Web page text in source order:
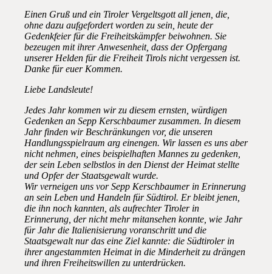
Einen Gruß und ein Tiroler Vergeltsgott all jenen, die,
ohne dazu aufgefordert worden zu sein, heute der
Gedenkfeier für die Freiheitskämpfer beiwohnen. Sie
bezeugen mit ihrer Anwesenheit, dass der Opfergang
unserer Helden für die Freiheit Tirols nicht vergessen ist.
Danke für euer Kommen.
Liebe Landsleute!
Jedes Jahr kommen wir zu diesem ernsten, würdigen
Gedenken an Sepp Kerschbaumer zusammen. In diesem
Jahr finden wir Beschränkungen vor, die unseren
Handlungsspielraum arg einengen. Wir lassen es uns aber
nicht nehmen, eines beispielhaften Mannes zu gedenken,
der sein Leben selbstlos in den Dienst der Heimat stellte
und Opfer der Staatsgewalt wurde.
Wir verneigen uns vor Sepp Kerschbaumer in Erinnerung
an sein Leben und Handeln für Südtirol. Er bleibt jenen,
die ihn noch kannten, als aufrechter Tiroler in
Erinnerung, der nicht mehr mitansehen konnte, wie Jahr
für Jahr die Italienisierung voranschritt und die
Staatsgewalt nur das eine Ziel kannte: die Südtiroler in
ihrer angestammten Heimat in die Minderheit zu drängen
und ihren Freiheitswillen zu unterdrücken.